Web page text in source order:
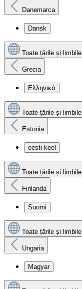
Danemarca
Dansk
Toate țările și limbile
Grecia
Ελληνικά
Toate țările și limbile
Estonia
eesti keel
Toate țările și limbile
Finlanda
Suomi
Toate țările și limbile
Ungaria
Magyar